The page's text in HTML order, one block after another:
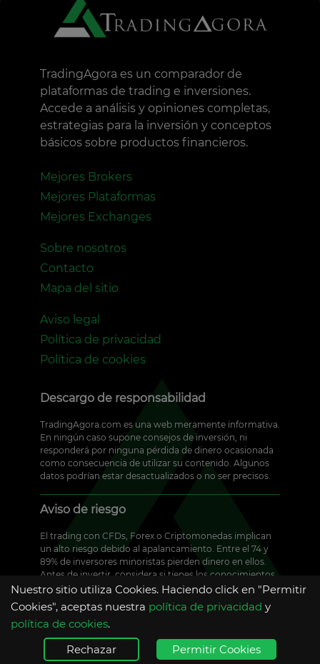
TradingAgora es un comparador de
plataformas de trading e inversiones.
Accede a análisis y opiniones completas,
estrategias para la inversión y conceptos
básicos sobre productos financieros.
Mejores Brokers
Mejores Plataformas
Mejores Exchanges
Sobre nosotros
Contacto
Mapa del sitio
Aviso legal
Política de privacidad
Política de cookies
Descargo de responsabilidad
TradingAgora.com es una web meramente informativa.
En ningún caso supone consejos de inversión, ni
responderá por ninguna pérdida de dinero ocasionada
como consecuencia de utilizar su contenido. Algunos
datos podrían estar desactualizados o no ser precisos.
Aviso de riesgo
El trading con CFDs, Forex o Criptomonedas implican
un alto riesgo debido al apalancamiento. Entre el 74 y
89% de inversores minoristas pierden dinero en ellos.
Antes de invertir, considera si tienes los conocimientos
necesarios y si puedes hacer frente a la posible pérdida
de tu capital.
Tradingagora.com ©️ 2026 - Todos los
derechos reservados
Nuestro sitio utiliza Cookies. Haciendo click en "Permitir
Cookies", aceptas nuestra política de privacidad y
política de cookies.
Rechazar
Permitir Cookies